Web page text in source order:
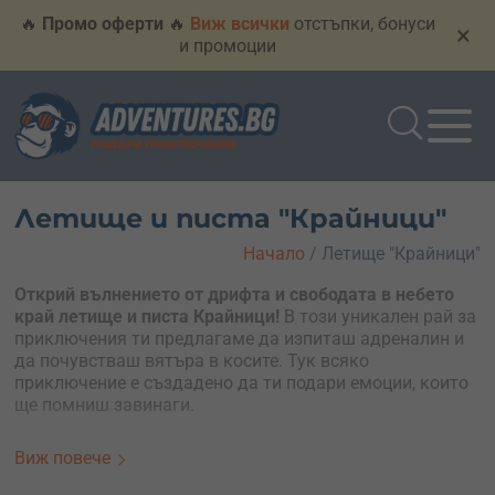
🔥 Промо оферти 🔥 Виж всички отстъпки, бонуси
и промоции
×
Летище и писта "Крайници"
Открий вълнението от дрифта и свободата в небето
край летище и писта Крайници! В този уникален рай за
приключения ти предлагаме да изпиташ адреналин и
да почувстваш вятъра в косите. Тук всяко
приключение е създадено да ти подари емоции, които
ще помниш завинаги.
Подбрани преживявания:
Виж повече
Начало / Летище "Крайници"